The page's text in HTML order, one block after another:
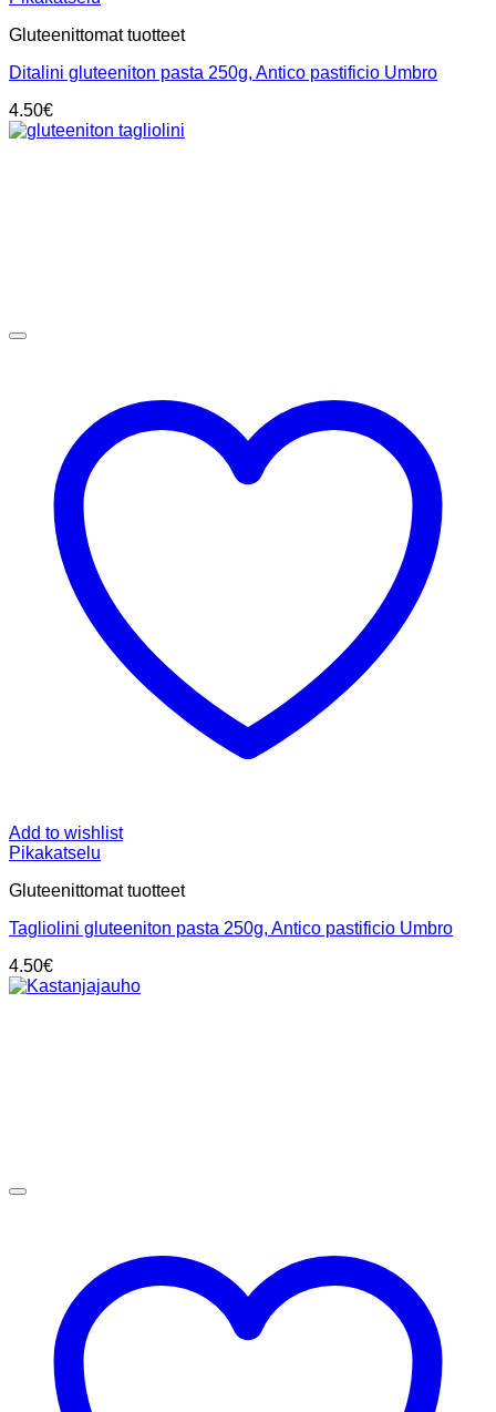
Gluteenittomat tuotteet
Ditalini gluteeniton pasta 250g, Antico pastificio Umbro
4.50€
Add to wishlist
Pikakatselu
Gluteenittomat tuotteet
Tagliolini gluteeniton pasta 250g, Antico pastificio Umbro
4.50€